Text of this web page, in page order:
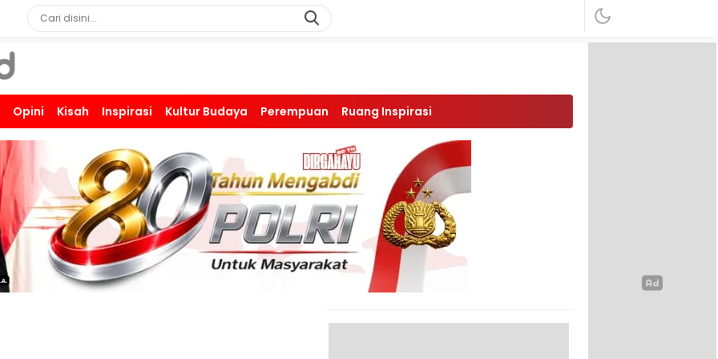
Opini Kisah Inspirasi Kultur Budaya Perempuan Ruang Inspirasi